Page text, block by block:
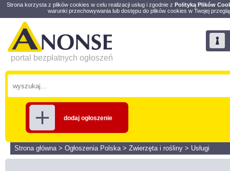
Strona korzysta z plików cookies w celu realizacji usług i zgodnie z Polityką Plików
warunki przechowywania lub dostępu do plików cookies w Twojej
portal bezpłatnych ogłoszeń
dodaj ogłoszenie
Strona główna> Ogłoszenia Polska> Zwierzęta i rośliny > Usługi